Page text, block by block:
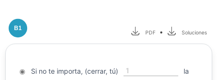
B1
PDF • Soluciones
◉Si no te importa, (cerrar, tú) 1
la